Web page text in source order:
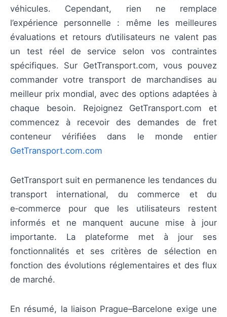
véhicules. Cependant, rien ne remplace
l’expérience personnelle : même les meilleures
évaluations et retours d’utilisateurs ne valent pas
un test réel de service selon vos contraintes
spécifiques. Sur GetTransport.com, vous pouvez
commander votre transport de marchandises au
meilleur prix mondial, avec des options adaptées à
chaque besoin. Rejoignez GetTransport.com et
commencez à recevoir des demandes de fret
conteneur vérifiées dans le monde entier
GetTransport.com.com
GetTransport suit en permanence les tendances du
transport international, du commerce et du
e‑commerce pour que les utilisateurs restent
informés et ne manquent aucune mise à jour
importante. La plateforme met à jour ses
fonctionnalités et ses critères de sélection en
fonction des évolutions réglementaires et des flux
de marché.
En résumé, la liaison Prague–Barcelone exige une